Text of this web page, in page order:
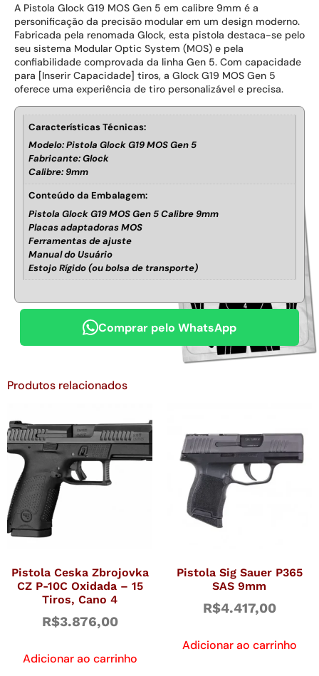
A Pistola Glock G19 MOS Gen 5 em calibre 9mm é a
personificação da precisão modular em um design moderno.
Fabricada pela renomada Glock, esta pistola destaca-se pelo
seu sistema Modular Optic System (MOS) e pela
confiabilidade comprovada da linha Gen 5. Com capacidade
para [Inserir Capacidade] tiros, a Glock G19 MOS Gen 5
oferece uma experiência de tiro personalizável e precisa.
Características Técnicas:
Modelo: Pistola Glock G19 MOS Gen 5
Fabricante: Glock
Calibre: 9mm
Conteúdo da Embalagem:
Pistola Glock G19 MOS Gen 5 Calibre 9mm
Placas adaptadoras MOS
Ferramentas de ajuste
Manual do Usuário
Estojo Rígido (ou bolsa de transporte)
Comprar pelo WhatsApp
Produtos relacionados
Pistola Ceska Zbrojovka
CZ P-10C Oxidada – 15
Tiros, Cano 4
R$3.876,00
Adicionar ao carrinho
Pistola Sig Sauer P365
SAS 9mm
R$4.417,00
Adicionar ao carrinho